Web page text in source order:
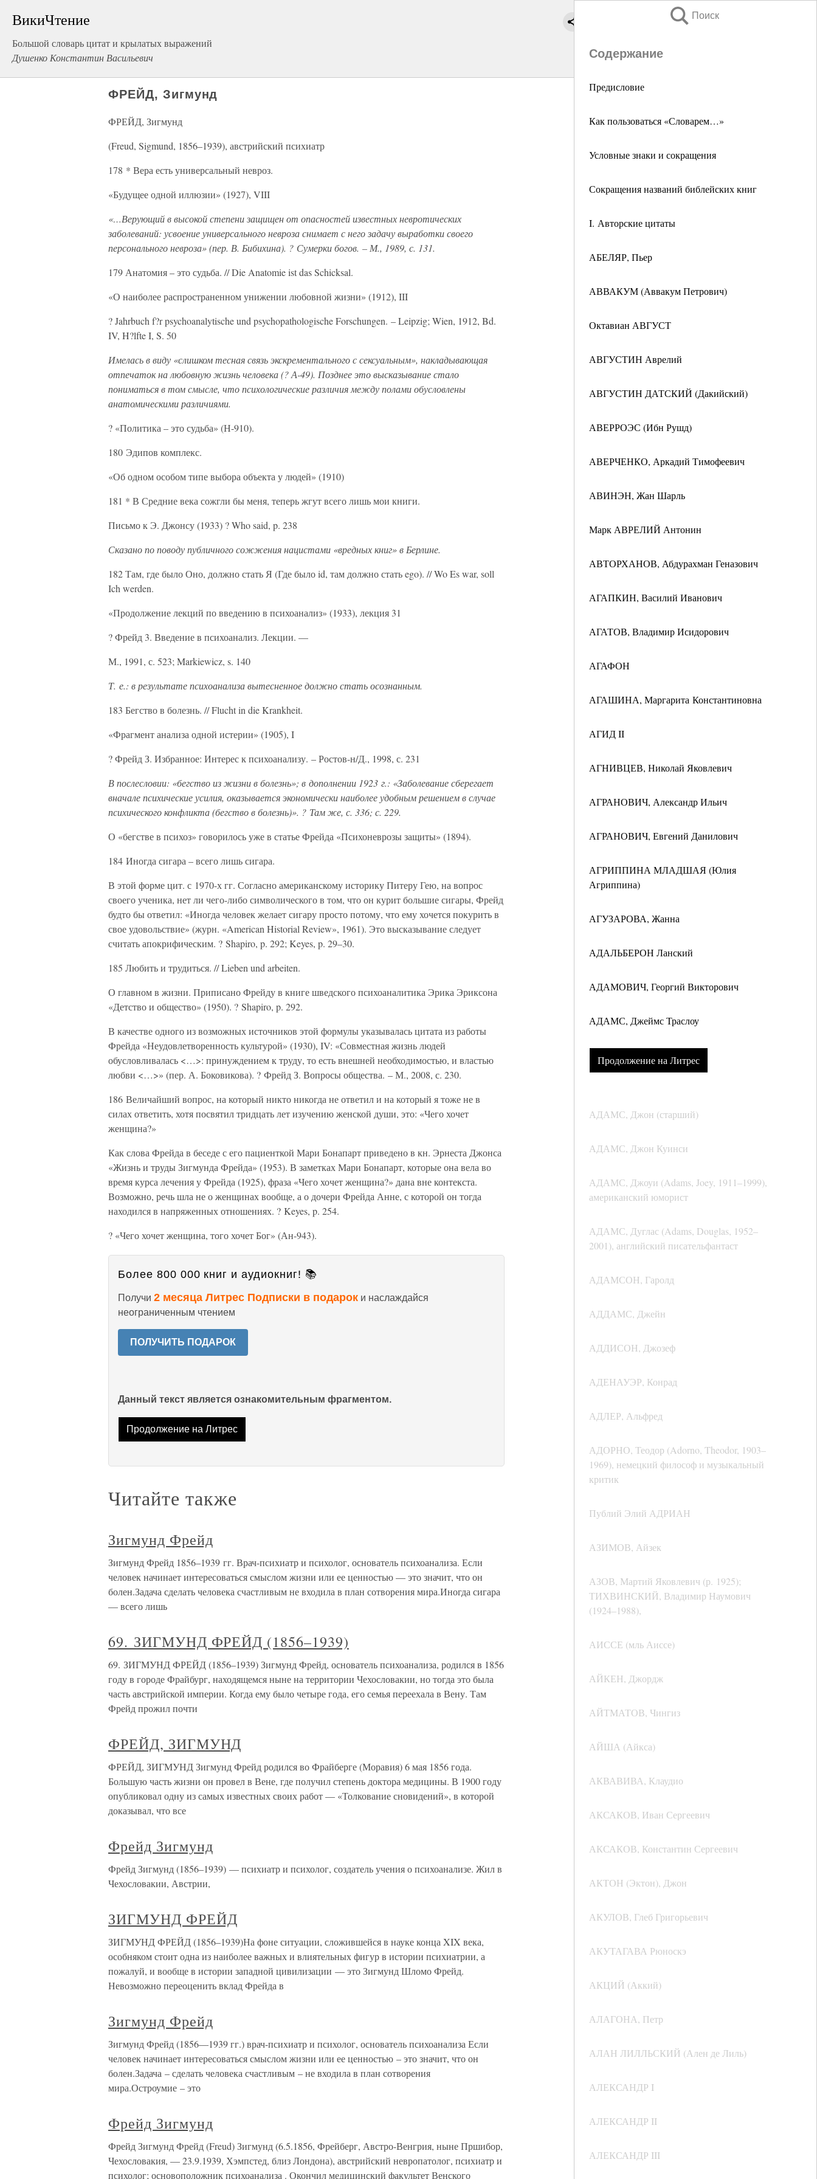
ВикиЧтение
Большой словарь цитат и крылатых выражений
Душенко Константин Васильевич
Поиск
Содержание
Предисловие
Как пользоваться «Словарем…»
Условные знаки и сокращения
Сокращения названий библейских книг
I. Авторские цитаты
АБЕЛЯР, Пьер
АВВАКУМ (Аввакум Петрович)
Октавиан АВГУСТ
АВГУСТИН Аврелий
АВГУСТИН ДАТСКИЙ (Дакийский)
АВЕРРОЭС (Ибн Рушд)
АВЕРЧЕНКО, Аркадий Тимофеевич
АВИНЭН, Жан Шарль
Марк АВРЕЛИЙ Антонин
АВТОРХАНОВ, Абдурахман Геназович
АГАПКИН, Василий Иванович
АГАТОВ, Владимир Исидорович
АГАФОН
АГАШИНА, Маргарита Константиновна
АГИД II
АГНИВЦЕВ, Николай Яковлевич
АГРАНОВИЧ, Александр Ильич
АГРАНОВИЧ, Евгений Данилович
АГРИППИНА МЛАДШАЯ (Юлия
Агриппина)
АГУЗАРОВА, Жанна
АДАЛЬБЕРОН Ланский
АДАМОВИЧ, Георгий Викторович
АДАМС, Джеймс Траслоу
Продолжение на Литрес
АДАМС, Джон (старший)
АДАМС, Джон Куинси
АДАМС, Джоуи (Adams, Joey, 1911–1999),
американский юморист
АДАМС, Дуглас (Adams, Douglas, 1952–
2001), английский писательфантаст
АДАМСОН, Гаролд
АДДАМС, Джейн
АДДИСОН, Джозеф
АДЕНАУЭР, Конрад
АДЛЕР, Альфред
АДОРНО, Теодор (Adorno, Theodor, 1903–
1969), немецкий философ и музыкальный
критик
Публий Элий АДРИАН
АЗИМОВ, Айзек
АЗОВ, Мартий Яковлевич (р. 1925);
ТИХВИНСКИЙ, Владимир Наумович
(1924–1988),
АИССЕ (мль Аиссе)
АЙКЕН, Джордж
АЙТМАТОВ, Чингиз
АЙША (Айкса)
АКВАВИВА, Клаудио
АКСАКОВ, Иван Сергеевич
АКСАКОВ, Константин Сергеевич
АКТОН (Эктон), Джон
АКУЛОВ, Глеб Григорьевич
АКУТАГАВА Рюноскэ
АКЦИЙ (Аккий)
АЛАГОНА, Петр
АЛАН ЛИЛЛЬСКИЙ (Ален де Лиль)
АЛЕКСАНДР I
АЛЕКСАНДР II
АЛЕКСАНДР III
ФРЕЙД, Зигмунд
ФРЕЙД, Зигмунд
(Freud, Sigmund, 1856–1939), австрийский психиатр
178 * Вера есть универсальный невроз.
«Будущее одной иллюзии» (1927), VIII
«…Верующий в высокой степени защищен от опасностей известных невротических
заболеваний: усвоение универсального невроза снимает с него задачу выработки своего
персонального невроза» (пер. В. Бибихина). ? Сумерки богов. – М., 1989, с. 131.
179 Анатомия – это судьба. // Die Anatomie ist das Schicksal.
«О наиболее распространенном унижении любовной жизни» (1912), III
? Jahrbuch f?r psychoanalytische und psychopathologische Forschungen. – Leipzig; Wien, 1912, Bd.
IV, H?lfte I, S. 50
Имелась в виду «слишком тесная связь экскрементального с сексуальным», накладывающая
отпечаток на любовную жизнь человека (? А-49). Позднее это высказывание стало
пониматься в том смысле, что психологические различия между полами обусловлены
анатомическими различиями.
? «Политика – это судьба» (Н-910).
180 Эдипов комплекс.
«Об одном особом типе выбора объекта у людей» (1910)
181 * В Средние века сожгли бы меня, теперь жгут всего лишь мои книги.
Письмо к Э. Джонсу (1933) ? Who said, p. 238
Сказано по поводу публичного сожжения нацистами «вредных книг» в Берлине.
182 Там, где было Оно, должно стать Я (Где было id, там должно стать ego). // Wo Es war, soll
Ich werden.
«Продолжение лекций по введению в психоанализ» (1933), лекция 31
? Фрейд 3. Введение в психоанализ. Лекции. —
М., 1991, с. 523; Markiewicz, s. 140
Т. е.: в результате психоанализа вытесненное должно стать осознанным.
183 Бегство в болезнь. // Flucht in die Krankheit.
«Фрагмент анализа одной истерии» (1905), I
? Фрейд З. Избранное: Интерес к психоанализу. – Ростов-н/Д., 1998, с. 231
В послесловии: «бегство из жизни в болезнь»; в дополнении 1923 г.: «Заболевание сберегает
вначале психические усилия, оказывается экономически наиболее удобным решением в случае
психического конфликта (бегство в болезнь)». ? Там же, с. 336; с. 229.
О «бегстве в психоз» говорилось уже в статье Фрейда «Психоневрозы защиты» (1894).
184 Иногда сигара – всего лишь сигара.
В этой форме цит. с 1970-х гг. Согласно американскому историку Питеру Гею, на вопрос
своего ученика, нет ли чего-либо символического в том, что он курит большие сигары, Фрейд
будто бы ответил: «Иногда человек желает сигару просто потому, что ему хочется покурить в
свое удовольствие» (журн. «American Historial Review», 1961). Это высказывание следует
считать апокрифическим. ? Shapiro, p. 292; Keyes, p. 29–30.
185 Любить и трудиться. // Lieben und arbeiten.
О главном в жизни. Приписано Фрейду в книге шведского психоаналитика Эрика Эриксона
«Детство и общество» (1950). ? Shapiro, p. 292.
В качестве одного из возможных источников этой формулы указывалась цитата из работы
Фрейда «Неудовлетворенность культурой» (1930), IV: «Совместная жизнь людей
обусловливалась <…>: принуждением к труду, то есть внешней необходимостью, и властью
любви <…>» (пер. А. Боковикова). ? Фрейд З. Вопросы общества. – М., 2008, с. 230.
186 Величайший вопрос, на который никто никогда не ответил и на который я тоже не в
силах ответить, хотя посвятил тридцать лет изучению женской души, это: «Чего хочет
женщина?»
Как слова Фрейда в беседе с его пациенткой Мари Бонапарт приведено в кн. Эрнеста Джонса
«Жизнь и труды Зигмунда Фрейда» (1953). В заметках Мари Бонапарт, которые она вела во
время курса лечения у Фрейда (1925), фраза «Чего хочет женщина?» дана вне контекста.
Возможно, речь шла не о женщинах вообще, а о дочери Фрейда Анне, с которой он тогда
находился в напряженных отношениях. ? Keyes, p. 254.
? «Чего хочет женщина, того хочет Бог» (Ан-943).
Более 800 000 книг и аудиокниг! 📚
Получи 2 месяца Литрес Подписки в подарок и наслаждайся
неограниченным чтением
ПОЛУЧИТЬ ПОДАРОК
Данный текст является ознакомительным фрагментом.
Продолжение на Литрес
Читайте также
Зигмунд Фрейд
Зигмунд Фрейд 1856–1939 гг. Врач-психиатр и психолог, основатель психоанализа. Если
человек начинает интересоваться смыслом жизни или ее ценностью — это значит, что он
болен.Задача сделать человека счастливым не входила в план сотворения мира.Иногда сигара
— всего лишь
69. ЗИГМУНД ФРЕЙД (1856–1939)
69. ЗИГМУНД ФРЕЙД (1856–1939) Зигмунд Фрейд, основатель психоанализа, родился в 1856
году в городе Фрайбург, находящемся ныне на территории Чехословакии, но тогда это была
часть австрийской империи. Когда ему было четыре года, его семья переехала в Вену. Там
Фрейд прожил почти
ФРЕЙД, ЗИГМУНД
ФРЕЙД, ЗИГМУНД Зигмунд Фрейд родился во Фрайберге (Моравия) 6 мая 1856 года.
Большую часть жизни он провел в Вене, где получил степень доктора медицины. В 1900 году
опубликовал одну из самых известных своих работ — «Толкование сновидений», в которой
доказывал, что все
Фрейд Зигмунд
Фрейд Зигмунд (1856–1939) — психиатр и психолог, создатель учения о психоанализе. Жил в
Чехословакии, Австрии,
ЗИГМУНД ФРЕЙД
ЗИГМУНД ФРЕЙД (1856–1939)На фоне ситуации, сложившейся в науке конца XIX века,
особняком стоит одна из наиболее важных и влиятельных фигур в истории психиатрии, а
пожалуй, и вообще в истории западной цивилизации — это Зигмунд Шломо Фрейд.
Невозможно переоценить вклад Фрейда в
Зигмунд Фрейд
Зигмунд Фрейд (1856—1939 гг.) врач-психиатр и психолог, основатель психоанализа Если
человек начинает интересоваться смыслом жизни или ее ценностью – это значит, что он
болен.Задача – сделать человека счастливым – не входила в план сотворения
мира.Остроумие – это
Фрейд Зигмунд
Фрейд Зигмунд Фрейд (Freud) Зигмунд (6.5.1856, Фрейберг, Австро-Венгрия, ныне Пршибор,
Чехословакия, — 23.9.1939, Хэмпстед, близ Лондона), австрийский невропатолог, психиатр и
психолог; основоположник психоанализа . Окончил медицинский факультет Венского